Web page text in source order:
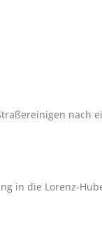
nach
in die Lorenz-